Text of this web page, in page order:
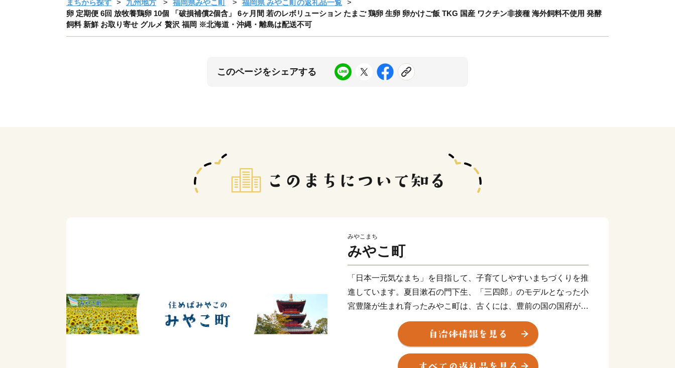
まちから探す 九州地方 福岡県みやこ町
福岡県 みやこ町の返礼品一覧
卵 定期便 6回 放牧養鶏卵 10個 「破損補償2個含」 6ヶ月間 若のレボリューション たまご 鶏卵 生卵 卵かけご飯 TKG 国産 ワクチン非接種 海外飼料不使用 発酵
飼料 新鮮 お取り寄せ グルメ 贅沢 福岡 ※北海道・沖縄・離島は配送不可
このページをシェアする
みやこまち
みやこ町
「日本一元気なまち」を目指して、子育てしやすいまちづくりを推
進しています。夏目漱石の門下生、「三四郎」のモデルとなった小
宮豊隆が生まれ育ったみやこ町は、古くには、豊前の国の国府があ
った歴史と自然あふれる町です。田舎の自然の恵みを、ぜひご賞味